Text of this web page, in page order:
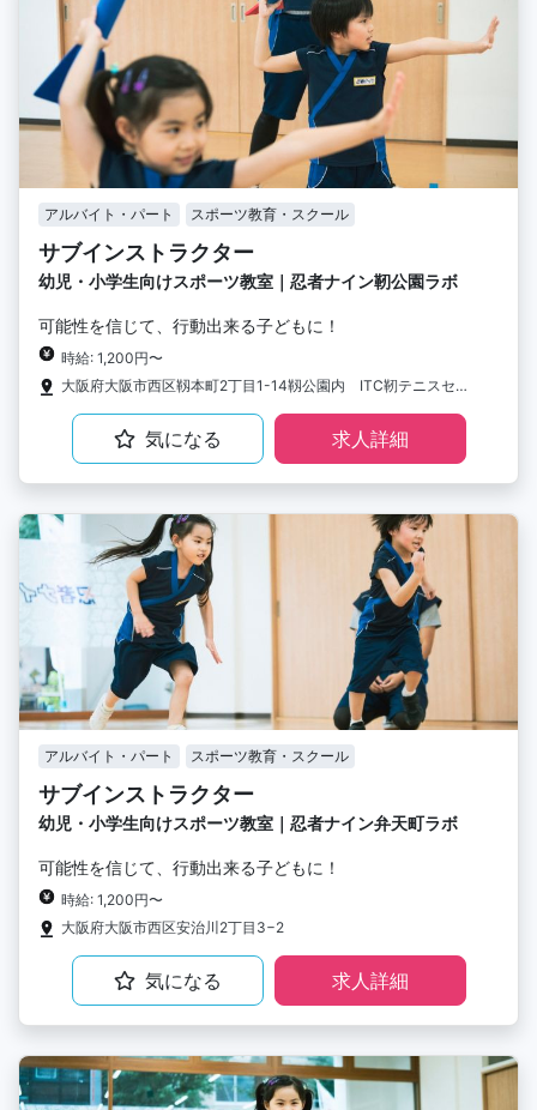
アルバイト・パート スポーツ教育・スクール
サブインストラクター
幼児・小学生向けスポーツ教室｜忍者ナイン靭公園ラボ
可能性を信じて、行動出来る子どもに！
時給: 1,200円〜
大阪府大阪市西区靱本町2丁目1-14靱公園内 ITC靭テニスセンター
気になる 求人詳細
アルバイト・パート スポーツ教育・スクール
サブインストラクター
幼児・小学生向けスポーツ教室｜忍者ナイン弁天町ラボ
可能性を信じて、行動出来る子どもに！
時給: 1,200円〜
大阪府大阪市西区安治川2丁目3−2
気になる 求人詳細